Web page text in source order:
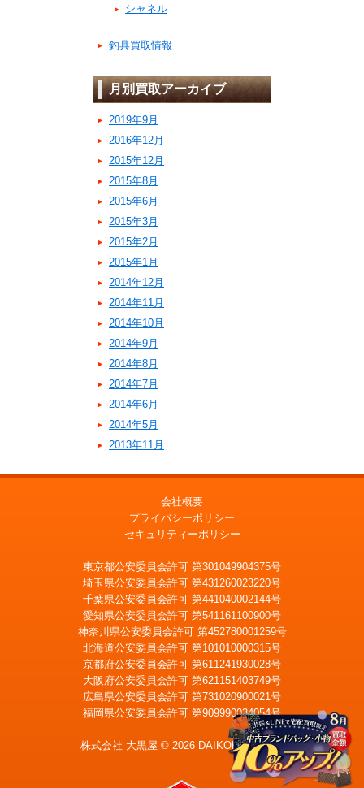
シャネル
釣具買取情報
月別買取アーカイブ
2019年9月
2016年12月
2015年12月
2015年8月
2015年6月
2015年3月
2015年2月
2015年1月
2014年12月
2014年11月
2014年10月
2014年9月
2014年8月
2014年7月
2014年6月
2014年5月
2013年11月
会社概要
プライバシーポリシー
セキュリティーポリシー
東京都公安委員会許可 第301049904375号
埼玉県公安委員会許可 第431260023220号
千葉県公安委員会許可 第441040002144号
愛知県公安委員会許可 第541161100900号
神奈川県公安委員会許可 第452780001259号
北海道公安委員会許可 第101010000315号
京都府公安委員会許可 第611241930028号
大阪府公安委員会許可 第621151403749号
広島県公安委員会許可 第731020900021号
福岡県公安委員会許可 第909990034054号
株式会社 大黒屋 © 2026 DAIKOKUYA, Inc.